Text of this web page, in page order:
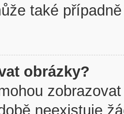
také
obrázky?
neexistuje